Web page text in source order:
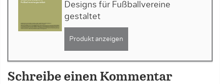
Designs für Fußballvereine
gestaltet
Produkt anzeigen
Schreibe einen Kommentar